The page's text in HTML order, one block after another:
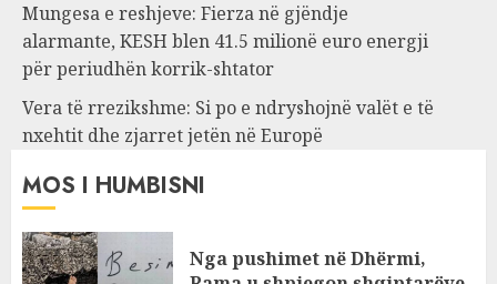
Mungesa e reshjeve: Fierza në gjëndje
alarmante, KESH blen 41.5 milionë euro energji
për periudhën korrik-shtator
Vera të rrezikshme: Si po e ndryshojnë valët e të
nxehtit dhe zjarret jetën në Europë
MOS I HUMBISNI
Nga pushimet në Dhërmi,